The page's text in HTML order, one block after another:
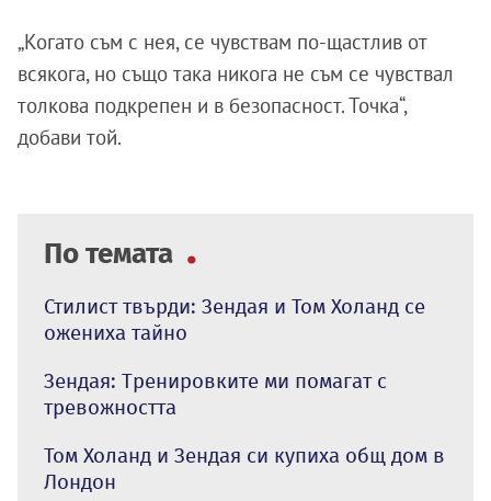
„Когато съм с нея, се чувствам по-щастлив от
всякога, но също така никога не съм се чувствал
толкова подкрепен и в безопасност. Точка“,
добави той.
По темата
Стилист твърди: Зендая и Том Холанд се
ожениха тайно
Зендая: Тренировките ми помагат с
тревожността
Том Холанд и Зендая си купиха общ дом в
Лондон